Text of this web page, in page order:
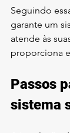
Seguindo
garante um
atende às
proporciona
Passos
sistema